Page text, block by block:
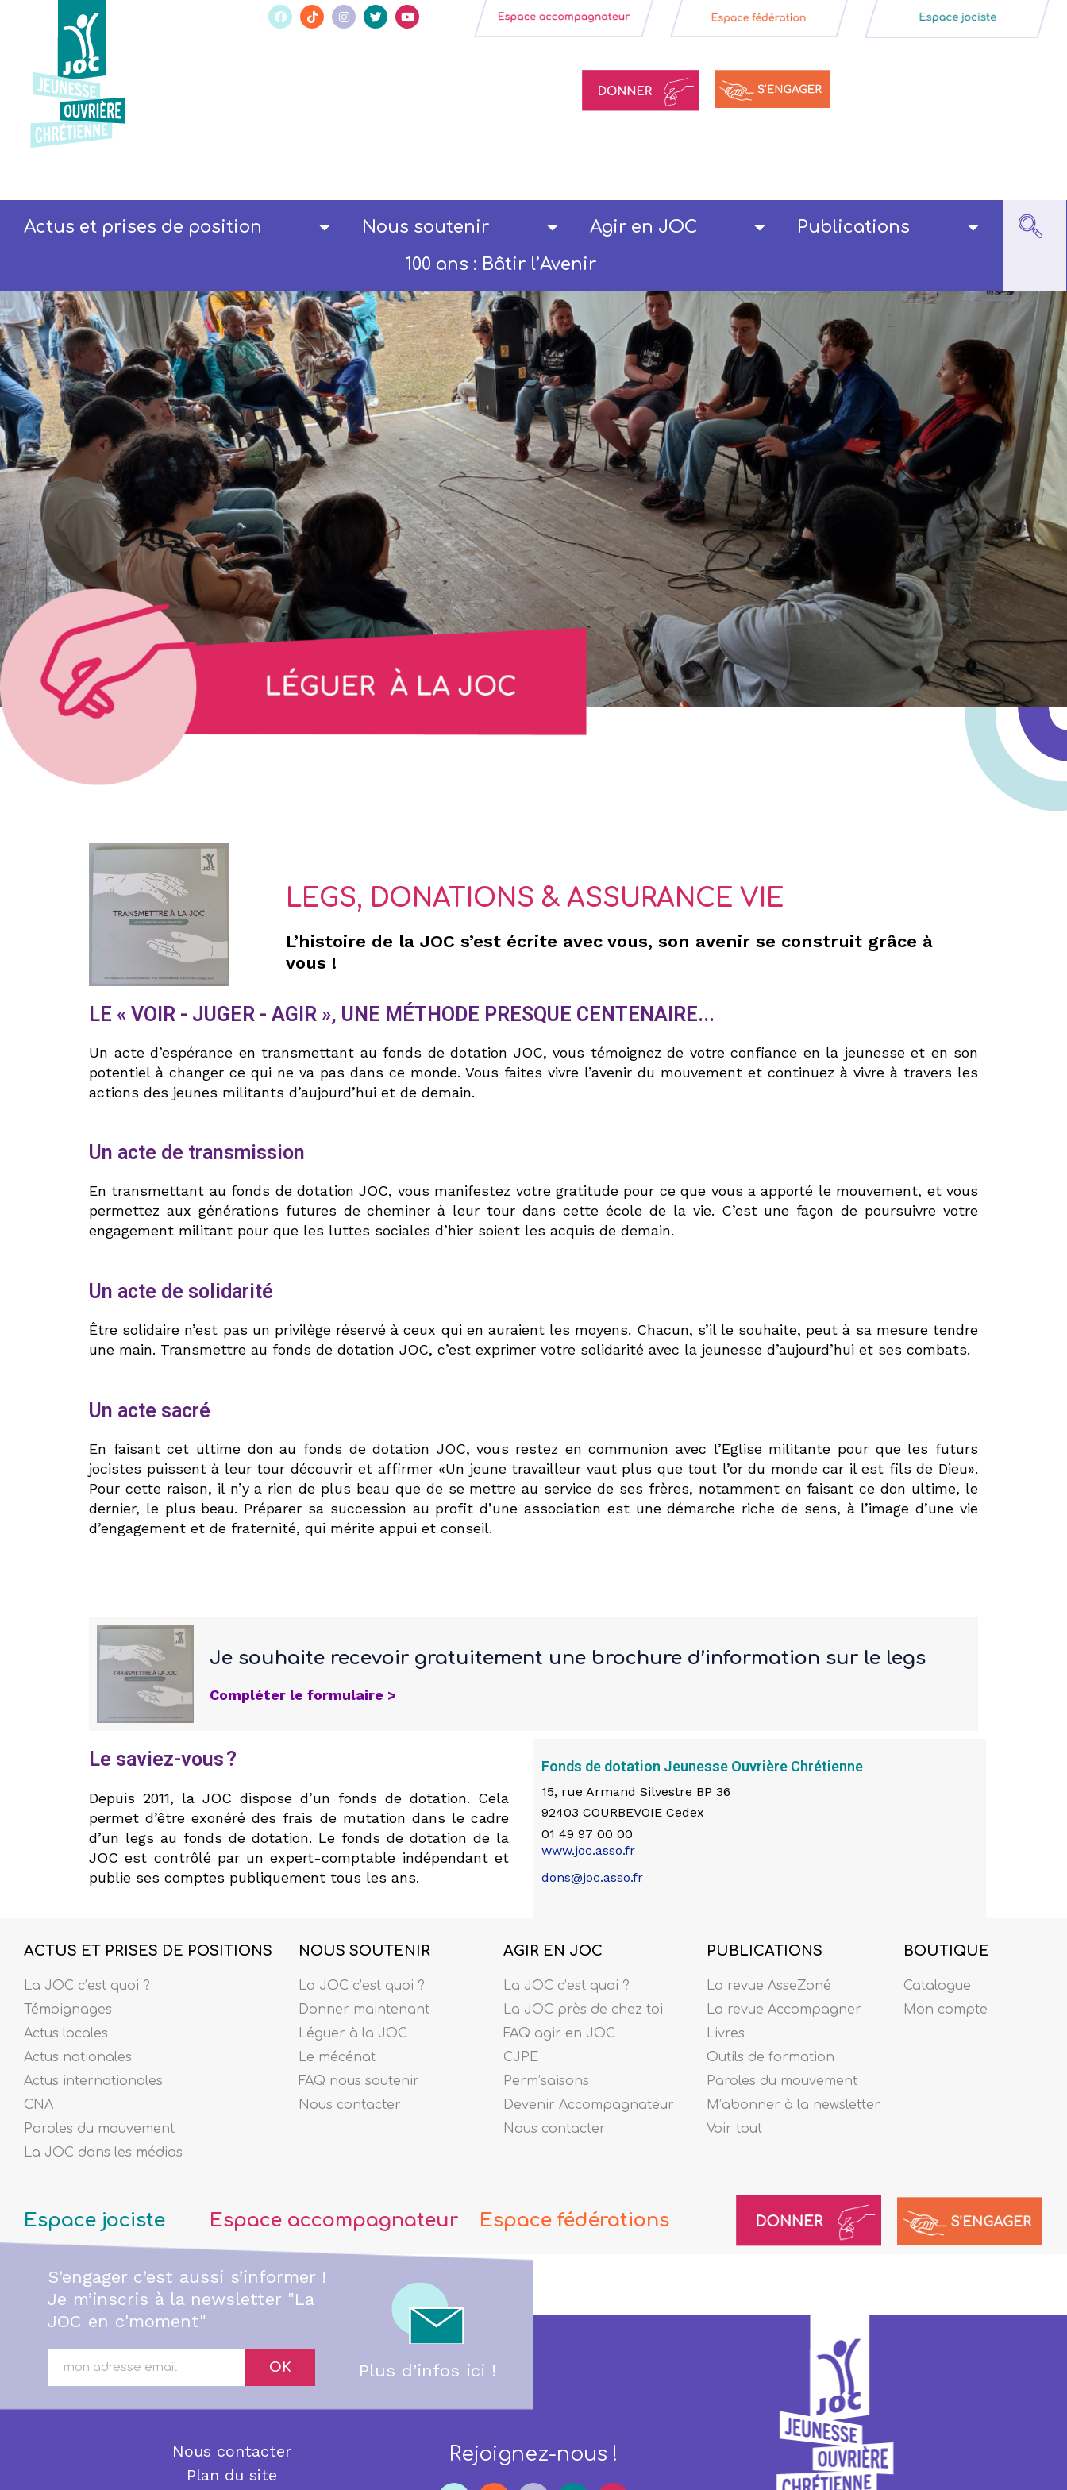
Actus et prises de position Nous soutenir Agir en JOC
Publications
100 ans : Bâtir l’Avenir
LEGS, DONATIONS & ASSURANCE VIE
L’histoire de la JOC s’est écrite avec vous, son avenir se construit grâce à
vous !
LE « VOIR - JUGER - AGIR », UNE MÉTHODE PRESQUE CENTENAIRE...
Un acte d’espérance en transmettant au fonds de dotation JOC, vous témoignez de votre confiance en la jeunesse et en son
potentiel à changer ce qui ne va pas dans ce monde. Vous faites vivre l’avenir du mouvement et continuez à vivre à travers les
actions des jeunes militants d’aujourd’hui et de demain.
Un acte de transmission
En transmettant au fonds de dotation JOC, vous manifestez votre gratitude pour ce que vous a apporté le mouvement, et vous
permettez aux générations futures de cheminer à leur tour dans cette école de la vie. C’est une façon de poursuivre votre
engagement militant pour que les luttes sociales d’hier soient les acquis de demain.
Un acte de solidarité
Être solidaire n’est pas un privilège réservé à ceux qui en auraient les moyens. Chacun, s’il le souhaite, peut à sa mesure tendre
une main. Transmettre au fonds de dotation JOC, c’est exprimer votre solidarité avec la jeunesse d’aujourd’hui et ses combats.
Un acte sacré
En faisant cet ultime don au fonds de dotation JOC, vous restez en communion avec l’Eglise militante pour que les futurs
jocistes puissent à leur tour découvrir et affirmer «Un jeune travailleur vaut plus que tout l’or du monde car il est fils de Dieu».
Pour cette raison, il n’y a rien de plus beau que de se mettre au service de ses frères, notamment en faisant ce don ultime, le
dernier, le plus beau. Préparer sa succession au profit d’une association est une démarche riche de sens, à l’image d’une vie
d’engagement et de fraternité, qui mérite appui et conseil.
Je souhaite recevoir gratuitement une brochure d’information sur le legs
Compléter le formulaire >
Le saviez-vous ?
Depuis 2011, la JOC dispose d’un fonds de dotation. Cela
permet d’être exonéré des frais de mutation dans le cadre
d’un legs au fonds de dotation. Le fonds de dotation de la
JOC est contrôlé par un expert-comptable indépendant et
publie ses comptes publiquement tous les ans.
Fonds de dotation Jeunesse Ouvrière Chrétienne
15, rue Armand Silvestre BP 36
92403 COURBEVOIE Cedex
01 49 97 00 00
www.joc.asso.fr
dons@joc.asso.fr
ACTUS ET PRISES DE POSITIONS
La JOC c’est quoi ?
Témoignages
Actus locales
Actus nationales
Actus internationales
CNA
Paroles du mouvement
La JOC dans les médias
NOUS SOUTENIR
La JOC c’est quoi ?
Donner maintenant
Léguer à la JOC
Le mécénat
FAQ nous soutenir
Nous contacter
AGIR EN JOC
La JOC c’est quoi ?
La JOC près de chez toi
FAQ agir en JOC
CJPE
Perm’saisons
Devenir Accompagnateur
Nous contacter
PUBLICATIONS
La revue AsseZoné
La revue Accompagner
Livres
Outils de formation
Paroles du mouvement
M’abonner à la newsletter
Voir tout
BOUTIQUE
Catalogue
Mon compte
Espace jociste Espace accompagnateur Espace fédérations
S’engager c’est aussi s’informer !
Je m’inscris à la newsletter "La
JOC en c'moment"
OK Plus d’infos ici !
Nous contacter
Plan du site
Rejoignez-nous !